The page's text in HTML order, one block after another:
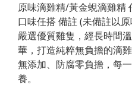
原味滴雞精/黃金蜆滴雞精
口味任搭 備註 (未備註以
嚴選優質雞隻，經長時間
華，打造純粹無負擔的滴雞
無添加、防腐零負擔，每
養。